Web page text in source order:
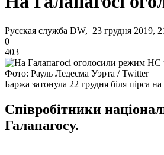
Русская служба DW, 23 грудня 2019,
0
403
Фото: Рауль Ледесма Уэрта / Twitter
Баржа затонула 22 грудня біля пірса
Співробітники
Галапагосу.